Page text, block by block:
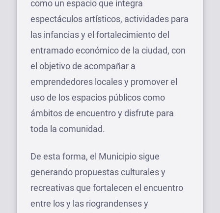
como un espacio que integra
espectáculos artísticos, actividades para
las infancias y el fortalecimiento del
entramado económico de la ciudad, con
el objetivo de acompañar a
emprendedores locales y promover el
uso de los espacios públicos como
ámbitos de encuentro y disfrute para
toda la comunidad.
De esta forma, el Municipio sigue
generando propuestas culturales y
recreativas que fortalecen el encuentro
entre los y las riograndenses y